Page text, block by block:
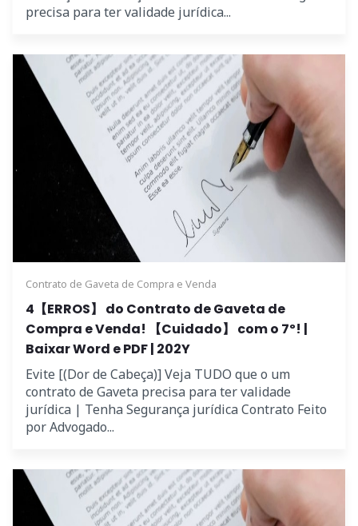
precisa para ter validade jurídica...
Contrato de Gaveta de Compra e Venda
4【ERROS】 do Contrato de Gaveta de
Compra e Venda! 【Cuidado】 com o 7º! |
Baixar Word e PDF | 202Y
Evite [(Dor de Cabeça)] Veja TUDO que o um
contrato de Gaveta precisa para ter validade
jurídica | Tenha Segurança jurídica Contrato Feito
por Advogado...